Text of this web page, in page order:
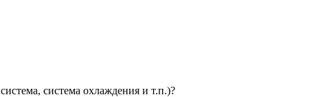
система охлаждения и т.п.)?